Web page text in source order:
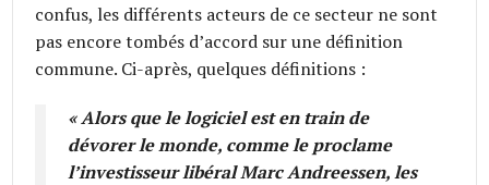
confus, les différents acteurs de ce secteur ne sont
pas encore tombés d’accord sur une définition
commune. Ci-après, quelques définitions :
« Alors que le logiciel est en train de
dévorer le monde, comme le proclame
l’investisseur libéral Marc Andreessen, les